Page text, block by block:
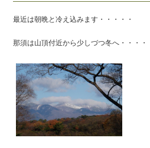
最近は朝晩と冷え込みます・・・・・
那須は山頂付近から少しづつ冬へ・・・・